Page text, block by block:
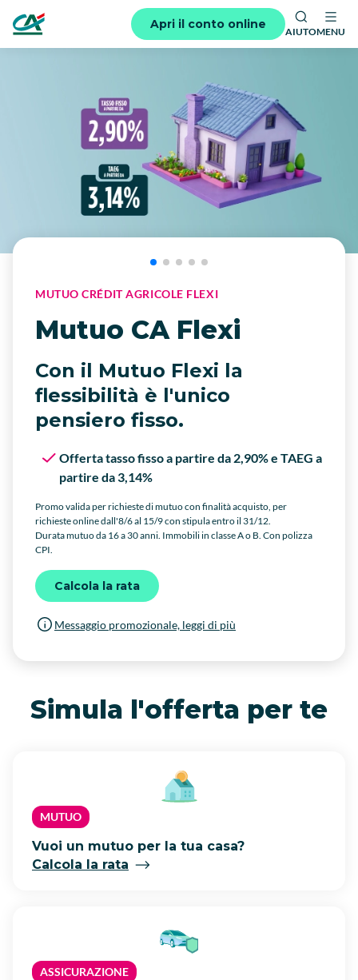
Apri il conto online
AIUTOMENU
MUTUO CRÉDIT AGRICOLE FLEXI
Mutuo CA Flexi
Con il Mutuo Flexi la
flessibilità è l'unico
pensiero fisso.
Offerta tasso fisso a partire da 2,90% e TAEG a
partire da 3,14%
Promo valida per richieste di mutuo con finalità acquisto, per
richieste online dall'8/6 al 15/9 con stipula entro il 31/12.
Durata mutuo da 16 a 30 anni. Immobili in classe A o B. Con polizza
CPI.
Calcola la rata
Messaggio promozionale, leggi di più
Simula l'offerta per te
MUTUO
Vuoi un mutuo per la tua casa?
Calcola la rata
ASSICURAZIONE